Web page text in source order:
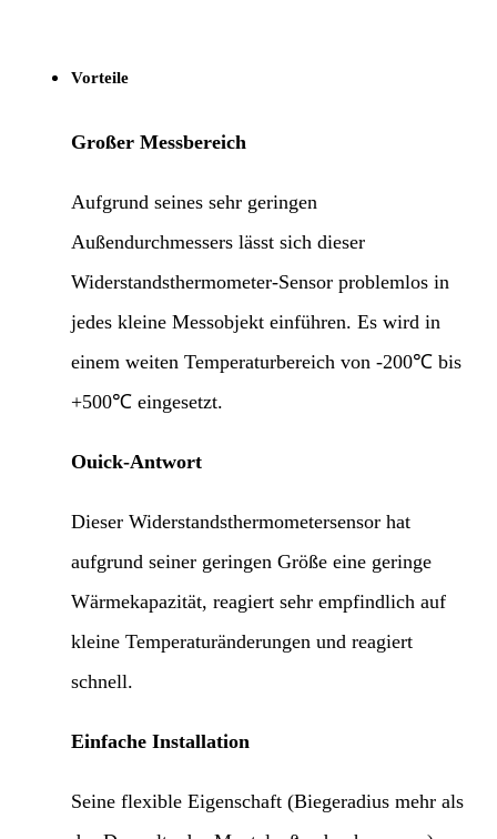
Vorteile
Großer Messbereich
Aufgrund seines sehr geringen
Außendurchmessers lässt sich dieser
Widerstandsthermometer-Sensor problemlos in
jedes kleine Messobjekt einführen. Es wird in
einem weiten Temperaturbereich von -200℃ bis
+500℃ eingesetzt.
Ouick-Antwort
Dieser Widerstandsthermometersensor hat
aufgrund seiner geringen Größe eine geringe
Wärmekapazität, reagiert sehr empfindlich auf
kleine Temperaturänderungen und reagiert
schnell.
Einfache Installation
Seine flexible Eigenschaft (Biegeradius mehr als